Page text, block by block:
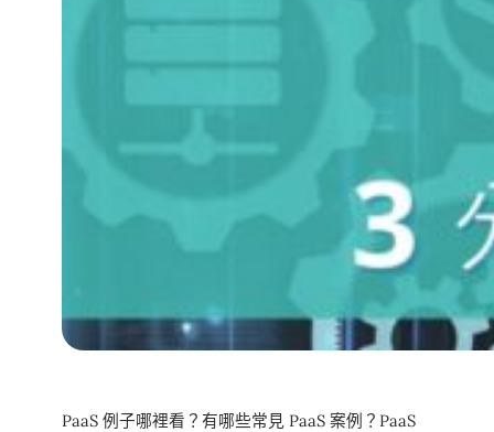
PaaS 例子哪裡看？有哪些常見 PaaS 案例？PaaS